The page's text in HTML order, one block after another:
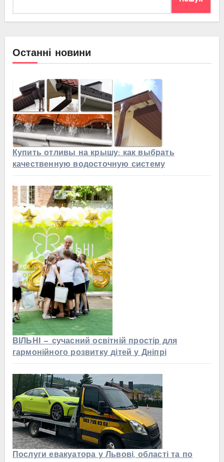
Останні новини
Купить отливы на крышу: как выбрать
качественную водосточную систему
ВІЛЬНІ — сучасний освітній простір для
гармонійного розвитку дітей у Дніпрі
Послуги евакуатора у Львові, області та по